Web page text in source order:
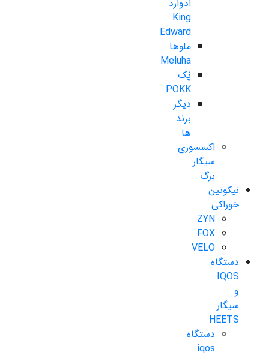
ادوارد
King
Edward
ملوها
Meluha
پُک
POKK
دیگر
برند
ها
اکسسوری
سیگار
برگ
نیکوتین
خوراکی
ZYN
FOX
VELO
دستگاه
IQOS
و
سیگار
HEETS
دستگاه
iqos